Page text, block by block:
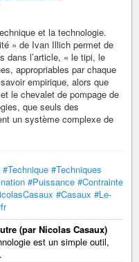
et la technologie.
» de Ivan Illich permet de
dans l’article, « le tipi, le
appropriables par chaque
empirique, alors que
le chevalet de pompage de
que seuls des
un système complexe de
#Technique #Techniques
#Puissance #Contrainte
#Casaux #Le-
(par Nicolas Casaux)
est un simple outil,